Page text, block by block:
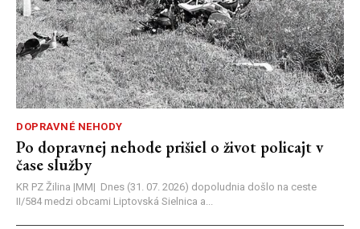
DOPRAVNÉ NEHODY
Po dopravnej nehode prišiel o život policajt v
čase služby
KR PZ Žilina |MM| Dnes (31. 07. 2026) dopoludnia došlo na ceste
II/584 medzi obcami Liptovská Sielnica a...